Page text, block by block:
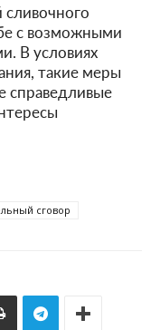
с возможными
В условиях
такие меры
справедливые
сговор